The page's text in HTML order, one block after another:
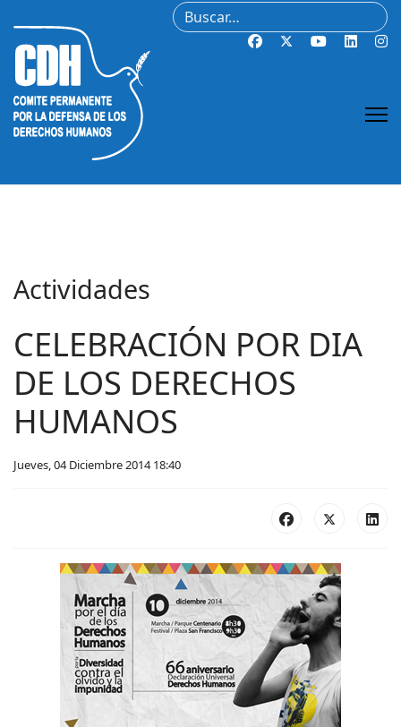
Buscar
Actividades
CELEBRACIÓN POR DIA
DE LOS DERECHOS
HUMANOS
Jueves, 04 Diciembre 2014 18:40